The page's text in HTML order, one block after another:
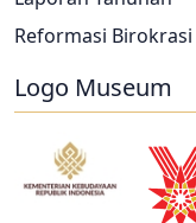
Reformasi Birokrasi
Logo Museum